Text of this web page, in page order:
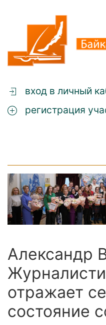
вход в личный
регистрация
Александр
отражает
состояние